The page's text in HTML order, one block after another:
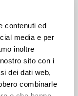
contenuti ed
media e per
inoltre
sito con i
dei dati web,
combinarle
il liceo
ciclo
ai ragazzi che